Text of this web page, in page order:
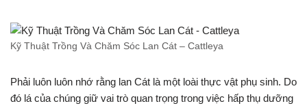
Kỹ Thuật Trồng Và Chăm Sóc Lan Cát – Cattleya
Phải luôn luôn nhớ rằng lan Cát là một loài thực vật phụ sinh. Do
đó lá của chúng giữ vai trò quan trọng trong việc hấp thụ dưỡng